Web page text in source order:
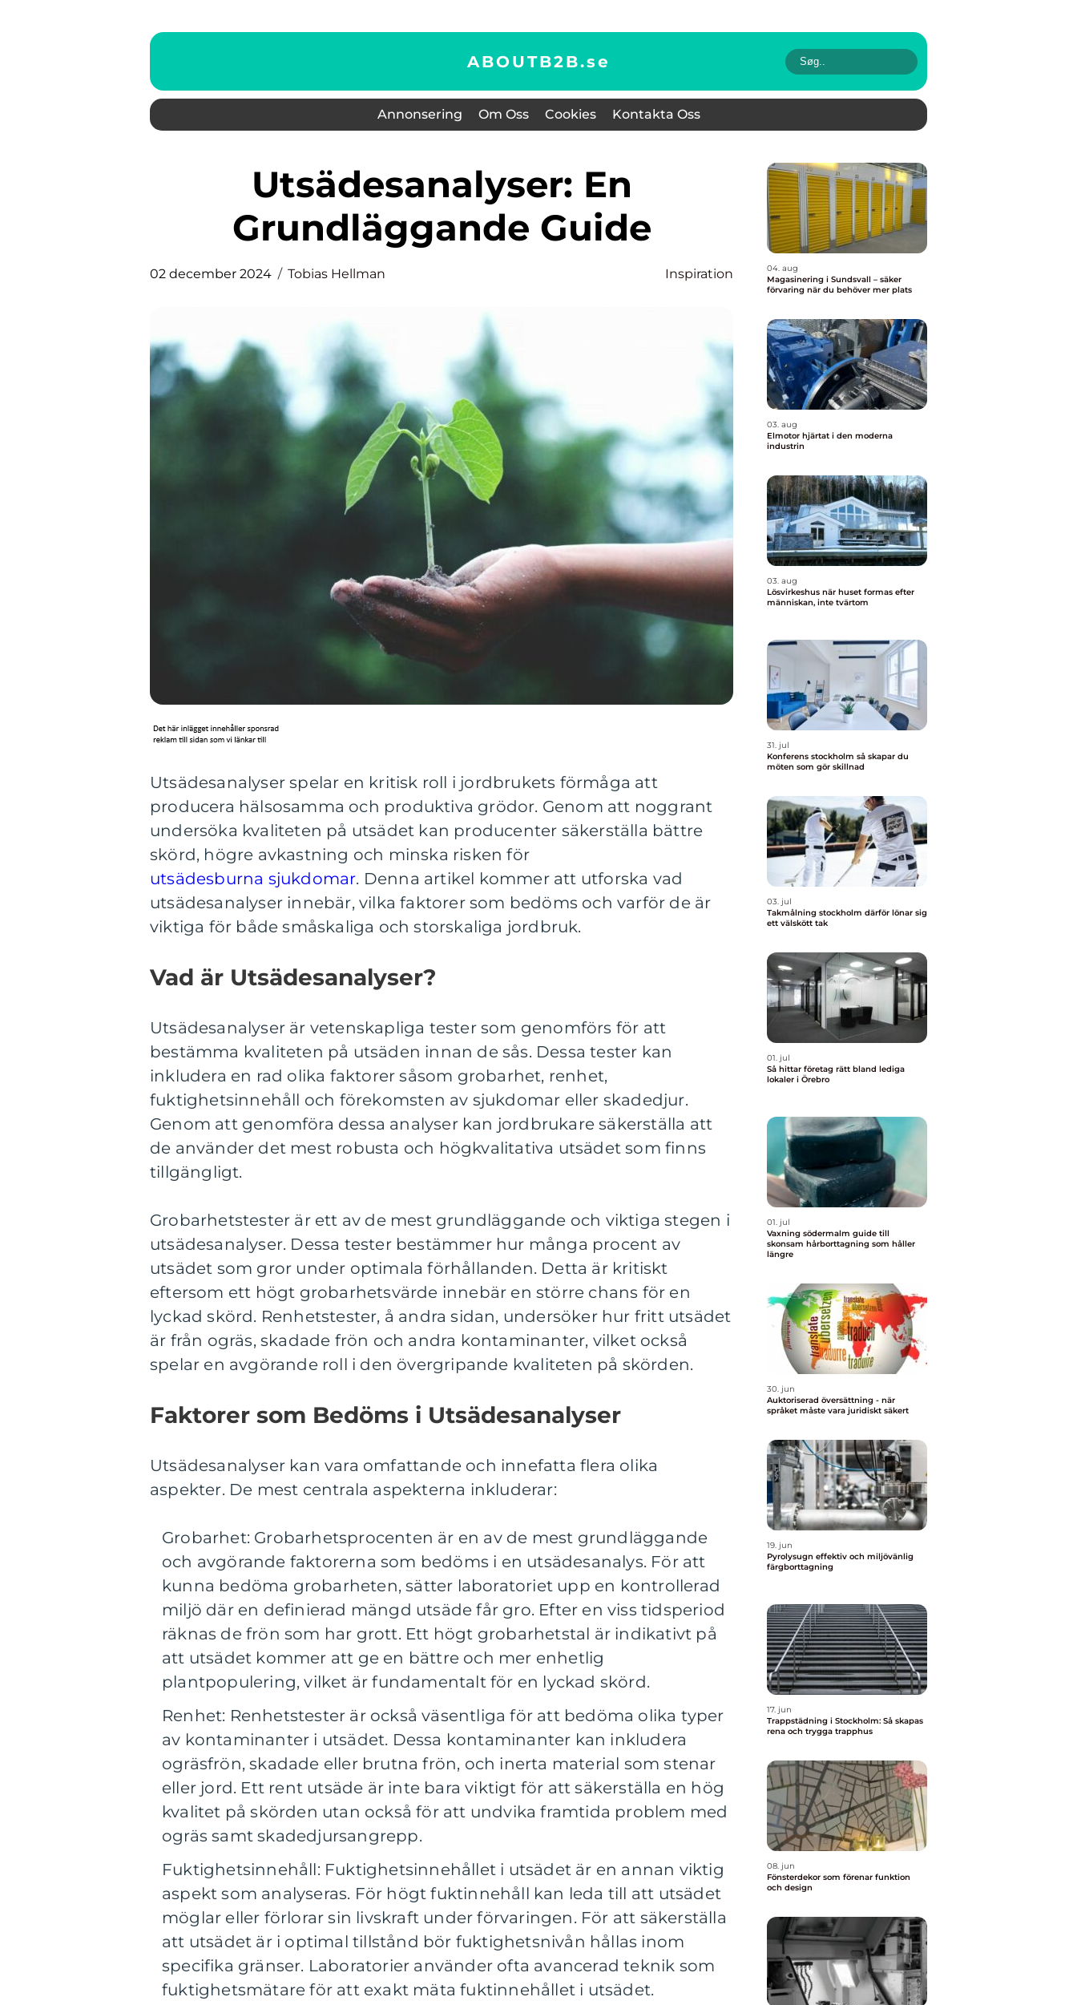
ABOUTB2B.se
Annonsering Om Oss Cookies Kontakta Oss
Utsädesanalyser: En
Grundläggande Guide
02 december 2024 Tobias Hellman Inspiration
Utsädesanalyser spelar en kritisk roll i jordbrukets förmåga att
producera hälsosamma och produktiva grödor. Genom att noggrant
undersöka kvaliteten på utsädet kan producenter säkerställa bättre
skörd, högre avkastning och minska risken för
utsädesburna sjukdomar. Denna artikel kommer att utforska vad
utsädesanalyser innebär, vilka faktorer som bedöms och varför de är
viktiga för både småskaliga och storskaliga jordbruk.
Vad är Utsädesanalyser?
Utsädesanalyser är vetenskapliga tester som genomförs för att
bestämma kvaliteten på utsäden innan de sås. Dessa tester kan
inkludera en rad olika faktorer såsom grobarhet, renhet,
fuktighetsinnehåll och förekomsten av sjukdomar eller skadedjur.
Genom att genomföra dessa analyser kan jordbrukare säkerställa att
de använder det mest robusta och högkvalitativa utsädet som finns
tillgängligt.
Grobarhetstester är ett av de mest grundläggande och viktiga stegen i
utsädesanalyser. Dessa tester bestämmer hur många procent av
utsädet som gror under optimala förhållanden. Detta är kritiskt
eftersom ett högt grobarhetsvärde innebär en större chans för en
lyckad skörd. Renhetstester, å andra sidan, undersöker hur fritt utsädet
är från ogräs, skadade frön och andra kontaminanter, vilket också
spelar en avgörande roll i den övergripande kvaliteten på skörden.
Faktorer som Bedöms i Utsädesanalyser
Utsädesanalyser kan vara omfattande och innefatta flera olika
aspekter. De mest centrala aspekterna inkluderar:
Grobarhet: Grobarhetsprocenten är en av de mest grundläggande
och avgörande faktorerna som bedöms i en utsädesanalys. För att
kunna bedöma grobarheten, sätter laboratoriet upp en kontrollerad
miljö där en definierad mängd utsäde får gro. Efter en viss tidsperiod
räknas de frön som har grott. Ett högt grobarhetstal är indikativt på
att utsädet kommer att ge en bättre och mer enhetlig
plantpopulering, vilket är fundamentalt för en lyckad skörd.
Renhet: Renhetstester är också väsentliga för att bedöma olika typer
av kontaminanter i utsädet. Dessa kontaminanter kan inkludera
ogräsfrön, skadade eller brutna frön, och inerta material som stenar
eller jord. Ett rent utsäde är inte bara viktigt för att säkerställa en hög
kvalitet på skörden utan också för att undvika framtida problem med
ogräs samt skadedjursangrepp.
Fuktighetsinnehåll: Fuktighetsinnehållet i utsädet är en annan viktig
aspekt som analyseras. För högt fuktinnehåll kan leda till att utsädet
möglar eller förlorar sin livskraft under förvaringen. För att säkerställa
att utsädet är i optimal tillstånd bör fuktighetsnivån hållas inom
specifika gränser. Laboratorier använder ofta avancerad teknik som
fuktighetsmätare för att exakt mäta fuktinnehållet i utsädet.
04. aug
Magasinering i Sundsvall – säker
förvaring när du behöver mer plats
03. aug
Elmotor hjärtat i den moderna
industrin
03. aug
Lösvirkeshus när huset formas efter
människan, inte tvärtom
31. jul
Konferens stockholm så skapar du
möten som gör skillnad
03. jul
Takmålning stockholm därför lönar sig
ett välskött tak
01. jul
Så hittar företag rätt bland lediga
lokaler i Örebro
01. jul
Vaxning södermalm guide till
skonsam hårborttagning som håller
längre
30. jun
Auktoriserad översättning - när
språket måste vara juridiskt säkert
19. jun
Pyrolysugn effektiv och miljövänlig
färgborttagning
17. jun
Trappstädning i Stockholm: Så skapas
rena och trygga trapphus
08. jun
Fönsterdekor som förenar funktion
och design